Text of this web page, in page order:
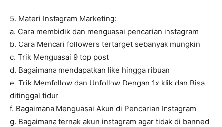
5. Materi Instagram Marketing:
a. Cara membidik dan menguasai pencarian instagram
b. Cara Mencari followers tertarget sebanyak mungkin
c. Trik Menguasai 9 top post
d. Bagaimana mendapatkan like hingga ribuan
e. Trik Memfollow dan Unfollow Dengan 1x klik dan Bisa
ditinggal tidur
f. Bagaimana Menguasai Akun di Pencarian Instagram
g. Bagaimana ternak akun instagram agar tidak di banned